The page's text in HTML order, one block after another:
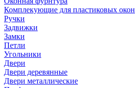
Комплекующие для пластиковых окон
Ручки
Задвижки
Замки
Петли
Угольники
Двери
Двери деревянные
Двери металлические